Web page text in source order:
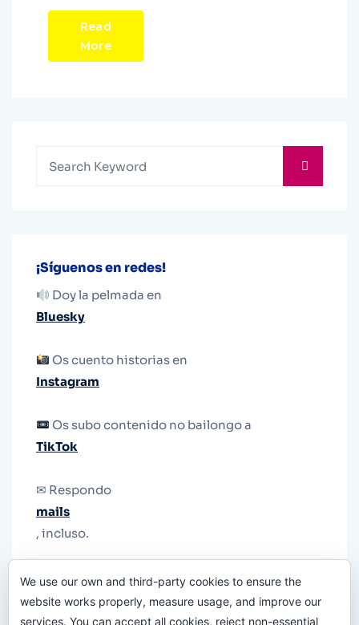
Read
More
¡Síguenos en redes!
Doy la pelmada en
Bluesky
Os cuento historias en
Instagram
Os subo contenido no bailongo a
TikTok
✉ Respondo
mails
, incluso.
le quiten el teléfono.
We use our own and third-party cookies to ensure the
website works properly, measure usage, and improve our
services. You can accept all cookies, reject non-essential